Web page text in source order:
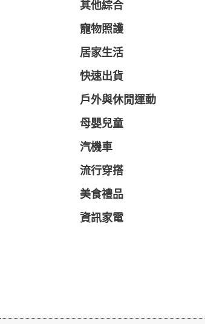
其他綜合
寵物照護
居家生活
快速出貨
戶外與休閒運動
母嬰兒童
汽機車
流行穿搭
美食禮品
資訊家電